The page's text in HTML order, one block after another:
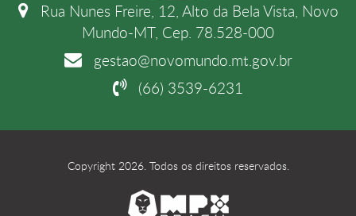
Rua Nunes Freire, 12, Alto da Bela Vista, Novo
Mundo-MT, Cep. 78.528-000
gestao@novomundo.mt.gov.br
(66) 3539-6231
Copyright 2026. Todos os direitos reservados.